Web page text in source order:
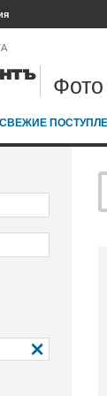
Фото
СВЕЖИЕ